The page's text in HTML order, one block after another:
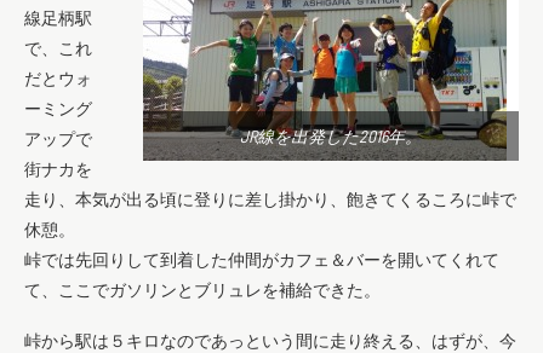
JR線を出発した2016年。
線足柄駅
で、これ
だとウォ
ーミング
アップで
街ナカを
走り、本気が出る頃に登りに差し掛かり、飽きてくるころに峠で
休憩。
峠では先回りして到着した仲間がカフェ＆バーを開いてくれて
て、ここでガソリンとブリュレを補給できた。
峠から駅は５キロなのであっという間に走り終える、はずが、今